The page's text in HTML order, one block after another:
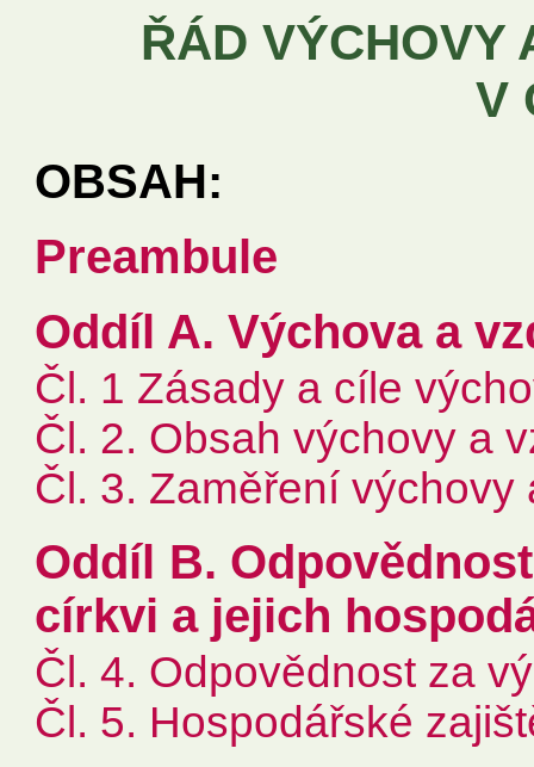
ŘÁD VÝCHOVY
V
OBSAH:
Preambule
Oddíl A. Výchova a
Čl. 1 Zásady a cíle
Čl. 2. Obsah výchovy a
Čl. 3. Zaměření
Oddíl B.
církvi a jejich
Čl. 4. Odpovědnost za
Čl. 5. Hospodářské